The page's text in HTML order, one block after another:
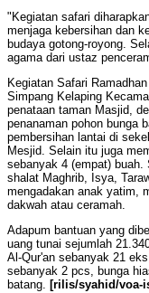
"Kegiatan safari
menjaga kebersihan dan
budaya gotong-royong.
agama dari ustaz
Kegiatan Safari
Simpang Kelaping
penataan taman Masjid,
penanaman pohon bunga
pembersihan lantai di
Mesjid. Selain itu juga
sebanyak 4 (empat)
shalat Maghrib, Isya,
mengadakan anak yatim,
dakwah atau ceramah.
Adapum bantuan yang
uang tunai sejumlah
Al-Qur'an sebanyak 21
sebanyak 2 pcs, bunga
batang. [rilis/syahid/voa-